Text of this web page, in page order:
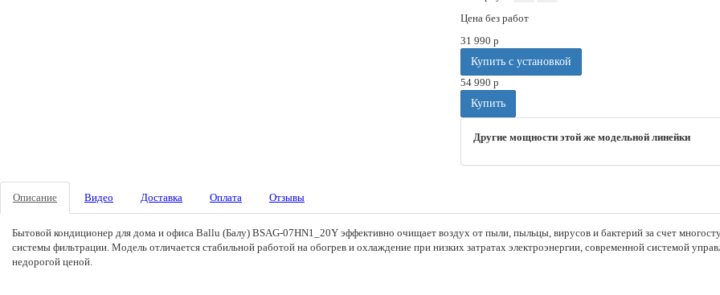
Цена без работ
31 990 p
Купить с установкой
54 990 p
Купить
Другие мощности этой же модельной линейки
Описание Видео Доставка Оплата Отзывы
Бытовой кондиционер для дома и офиса Ballu (Балу) BSAG-07HN1_20Y эффективно очищает воздух от пыли, пыльцы, вирусов и бактерий за счет
системы фильтрации. Модель отличается стабильной работой на обогрев и охлаждение при низких затратах электроэнергии, современной системой
недорогой ценой.